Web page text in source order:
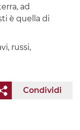
ad
è quella di
russi,
Condividi